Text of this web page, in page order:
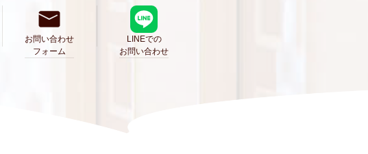
お問い合わせ
フォーム
LINEでの
お問い合わせ